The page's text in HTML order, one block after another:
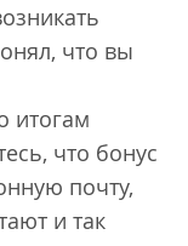
что вы
итогам
что бонус
почту,
и так